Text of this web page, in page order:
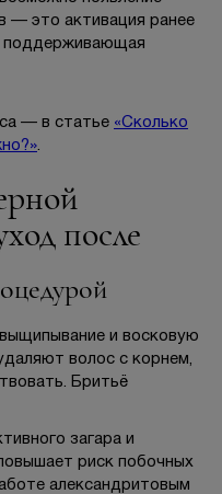
— это активация ранее
поддерживающая
— в статье «Сколько
.
после
и восковую
волос с корнем,
Бритьё
загара и
риск побочных
александритовым